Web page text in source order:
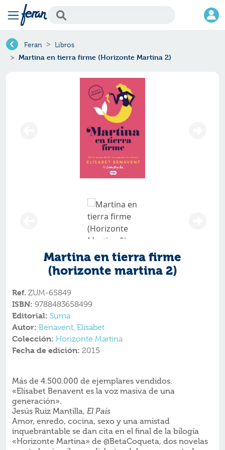
Feran Libros
Martina en tierra firme (Horizonte Martina 2)
Martina en tierra firme
(horizonte martina 2)
Ref. ZUM-65849
ISBN: 9788483658499
Editorial: Suma
Autor: Benavent, Elisabet
Colección: Horizonte Martina
Fecha de edición: 2015
Más de 4.500.000 de ejemplares vendidos.
«Elísabet Benavent es la voz masiva de una
generación».
Jesús Ruiz Mantilla, El País
Amor, enredo, cocina, sexo y una amistad
inquebrantable se dan cita en el final de la bilogía
«Horizonte Martina» de @BetaCoqueta, dos novelas